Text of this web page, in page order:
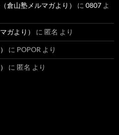
倉山塾メルマガより） に 0807 よ
ガより） に 匿名 より
に POPOR より
に 匿名 より